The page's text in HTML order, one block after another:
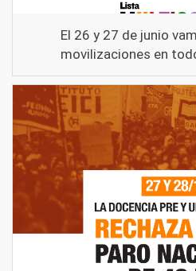
El 26 y 27 de junio
movilizaciones en